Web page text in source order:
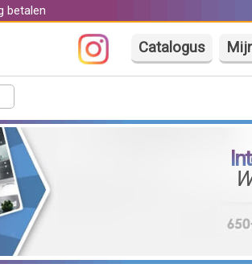
betalen
Catalogus